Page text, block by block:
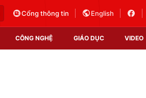
Cổng thông tin English
CÔNG NGHỆ GIÁO DỤC VIDEO